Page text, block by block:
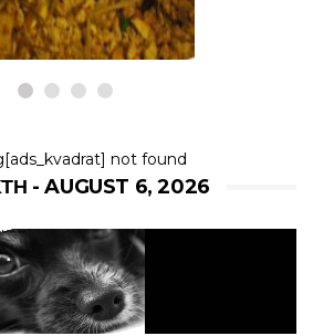
not found
- AUGUST 6, 2026